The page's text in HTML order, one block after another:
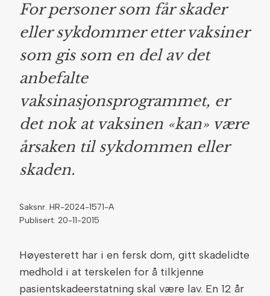
For personer som får skader
eller sykdommer etter vaksiner
som gis som en del av det
anbefalte
vaksinasjonsprogrammet, er
det nok at vaksinen «kan» være
årsaken til sykdommen eller
skaden.
Saksnr. HR-2024-1571-A
Publisert: 20-11-2015
Høyesterett har i en fersk dom, gitt skadelidte
medhold i at terskelen for å tilkjenne
pasientskadeerstatning skal være lav. En 12 år